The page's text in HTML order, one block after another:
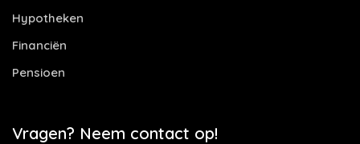
Hypotheken
Financiën
Pensioen
Vragen? Neem contact op!